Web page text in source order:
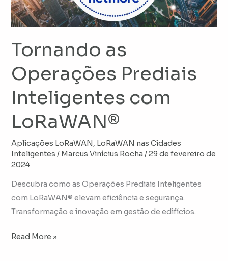
Tornando as
Operações Prediais
Inteligentes com
LoRaWAN®
Aplicações LoRaWAN, LoRaWAN nas Cidades
Inteligentes / Marcus Vinícius Rocha /29 de fevereiro de
2024
Descubra como as Operações Prediais Inteligentes
com LoRaWAN® elevam eficiência e segurança.
Transformação e inovação em gestão de edifícios.
LoRaWAN®
Read More »